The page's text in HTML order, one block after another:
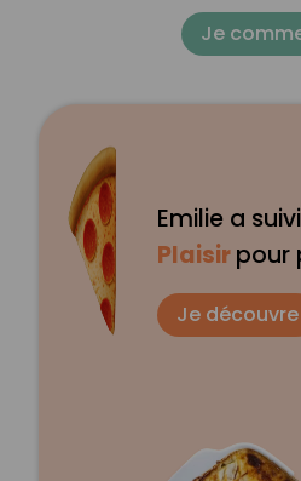
Je
Emilie a
Plaisirpour
Je découvre